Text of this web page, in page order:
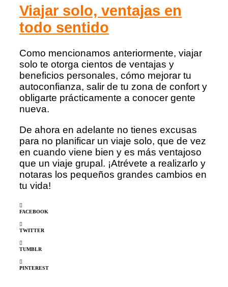
Viajar solo, ventajas en
todo sentido
Como mencionamos anteriormente, viajar
solo te otorga cientos de ventajas y
beneficios personales, cómo mejorar tu
autoconfianza, salir de tu zona de confort y
obligarte prácticamente a conocer gente
nueva.
De ahora en adelante no tienes excusas
para no planificar un viaje solo, que de vez
en cuando viene bien y es más ventajoso
que un viaje grupal. ¡Atrévete a realizarlo y
notaras los pequeños grandes cambios en
tu vida!
FACEBOOK
TWITTER
TUMBLR
PINTEREST